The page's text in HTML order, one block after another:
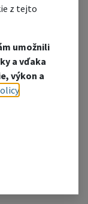
connector M10
z tejto
umožnili
a vďaka
výkon a